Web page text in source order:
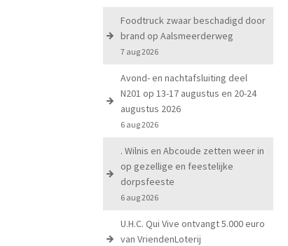
Foodtruck zwaar beschadigd door
brand op Aalsmeerderweg
7 aug 2026
Avond- en nachtafsluiting deel
N201 op 13-17 augustus en 20-24
augustus 2026
6 aug 2026
. Wilnis en Abcoude zetten weer in
op gezellige en feestelijke
dorpsfeeste
6 aug 2026
U.H.C. Qui Vive ontvangt 5.000 euro
van VriendenLoterij